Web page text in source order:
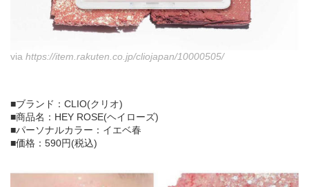
via https://item.rakuten.co.jp/cliojapan/10000505/
■ブランド：CLIO(クリオ)
■商品名：HEY ROSE(ヘイローズ)
■パーソナルカラー：イエベ春
■価格：590円(税込)